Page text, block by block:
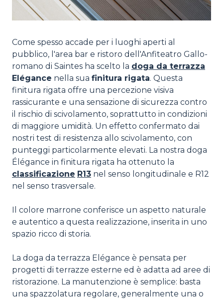
Come spesso accade per i luoghi aperti al
pubblico, l'area bar e ristoro dell'Anfiteatro Gallo-
romano di Saintes ha scelto la doga da terrazza
Elégance nella sua finitura rigata. Questa
finitura rigata offre una percezione visiva
rassicurante e una sensazione di sicurezza contro
il rischio di scivolamento, soprattutto in condizioni
di maggiore umidità. Un effetto confermato dai
nostri test di resistenza allo scivolamento, con
punteggi particolarmente elevati. La nostra doga
Élégance in finitura rigata ha ottenuto la
classificazione R13 nel senso longitudinale e R12
nel senso trasversale.
Il colore marrone conferisce un aspetto naturale
e autentico a questa realizzazione, inserita in uno
spazio ricco di storia.
La doga da terrazza Elégance è pensata per
progetti di terrazze esterne ed è adatta ad aree di
ristorazione. La manutenzione è semplice: basta
una spazzolatura regolare, generalmente una o